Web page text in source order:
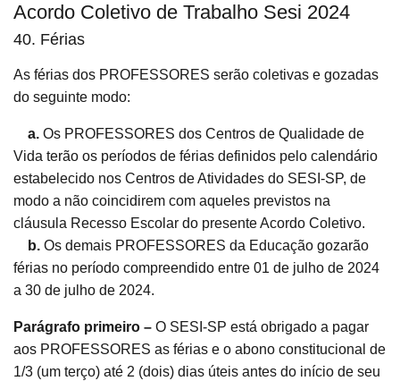
Acordo Coletivo de Trabalho Sesi 2024
40. Férias
As férias dos PROFESSORES serão coletivas e gozadas
do seguinte modo:
a. Os PROFESSORES dos Centros de Qualidade de
Vida terão os períodos de férias definidos pelo calendário
estabelecido nos Centros de Atividades do SESI-SP, de
modo a não coincidirem com aqueles previstos na
cláusula Recesso Escolar do presente Acordo Coletivo.
b. Os demais PROFESSORES da Educação gozarão
férias no período compreendido entre 01 de julho de 2024
a 30 de julho de 2024.
Parágrafo primeiro – O SESI-SP está obrigado a pagar
aos PROFESSORES as férias e o abono constitucional de
1/3 (um terço) até 2 (dois) dias úteis antes do início de seu